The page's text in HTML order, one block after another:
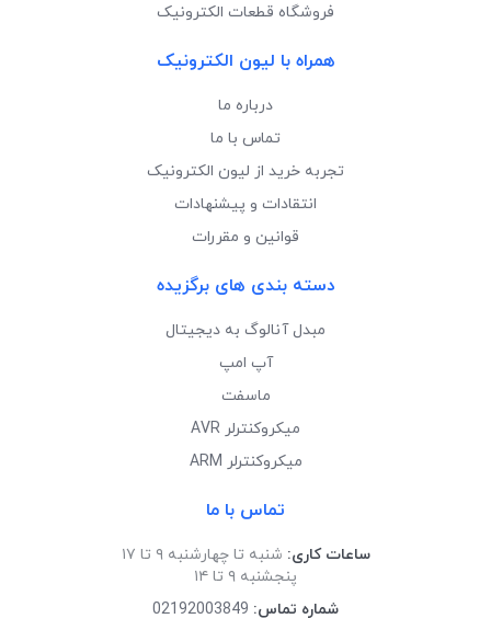
فروشگاه قطعات الکترونیک
همراه با لیون الکترونیک
درباره ما
تماس با ما
تجربه خرید از لیون الکترونیک
انتقادات و پیشنهادات
قوانین و مقررات
دسته بندی های برگزیده
مبدل آنالوگ به دیجیتال
آپ امپ
ماسفت
میکروکنترلر AVR
میکروکنترلر ARM
تماس با ما
ساعات کاری: شنبه تا چهارشنبه ۹ تا ۱۷
پنجشنبه ۹ تا ۱۴
شماره تماس: 02192003849